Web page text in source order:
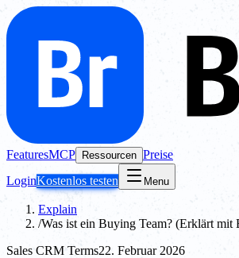
FeaturesMCP Ressourcen Preise
LoginKostenlos testen Menu
Explain
/Was ist ein Buying Team? (Erklärt mit
Sales CRM Terms22. Februar 2026